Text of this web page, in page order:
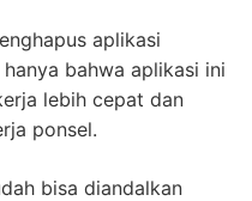
aplikasi
bahwa aplikasi ini
lebih cepat dan
ponsel.
bisa diandalkan